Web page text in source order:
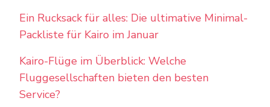
Ein Rucksack für alles: Die ultimative Minimal-
Packliste für Kairo im Januar
Kairo-Flüge im Überblick: Welche
Fluggesellschaften bieten den besten
Service?